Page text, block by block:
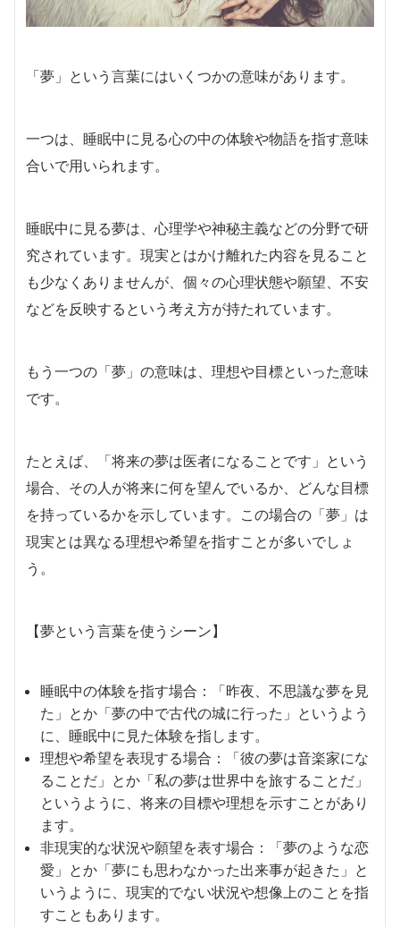
「夢」という言葉にはいくつかの意味があります。
一つは、睡眠中に見る心の中の体験や物語を指す意味
合いで用いられます。
睡眠中に見る夢は、心理学や神秘主義などの分野で研
究されています。現実とはかけ離れた内容を見ること
も少なくありませんが、個々の心理状態や願望、不安
などを反映するという考え方が持たれています。
もう一つの「夢」の意味は、理想や目標といった意味
です。
たとえば、「将来の夢は医者になることです」という
場合、その人が将来に何を望んでいるか、どんな目標
を持っているかを示しています。この場合の「夢」は
現実とは異なる理想や希望を指すことが多いでしょ
う。
【夢という言葉を使うシーン】
睡眠中の体験を指す場合：「昨夜、不思議な夢を見
た」とか「夢の中で古代の城に行った」というよう
に、睡眠中に見た体験を指します。
理想や希望を表現する場合：「彼の夢は音楽家にな
ることだ」とか「私の夢は世界中を旅することだ」
というように、将来の目標や理想を示すことがあり
ます。
非現実的な状況や願望を表す場合：「夢のような恋
愛」とか「夢にも思わなかった出来事が起きた」と
いうように、現実的でない状況や想像上のことを指
すこともあります。